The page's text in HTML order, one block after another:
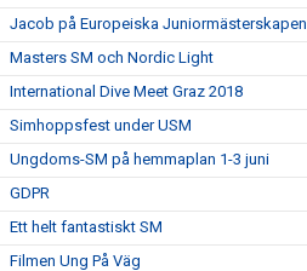
Jacob på Europeiska Juniormästerskapen
Masters SM och Nordic Light
International Dive Meet Graz 2018
Simhoppsfest under USM
Ungdoms-SM på hemmaplan 1-3 juni
GDPR
Ett helt fantastiskt SM
Filmen Ung På Väg